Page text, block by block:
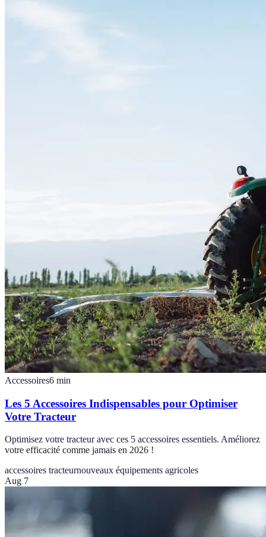
Accessoires6 min
Les 5 Accessoires Indispensables pour Optimiser
Votre Tracteur
Optimisez votre tracteur avec ces 5 accessoires essentiels. Améliorez
votre efficacité comme jamais en 2026 !
accessoires tracteurnouveaux équipements agricoles
Aug 7